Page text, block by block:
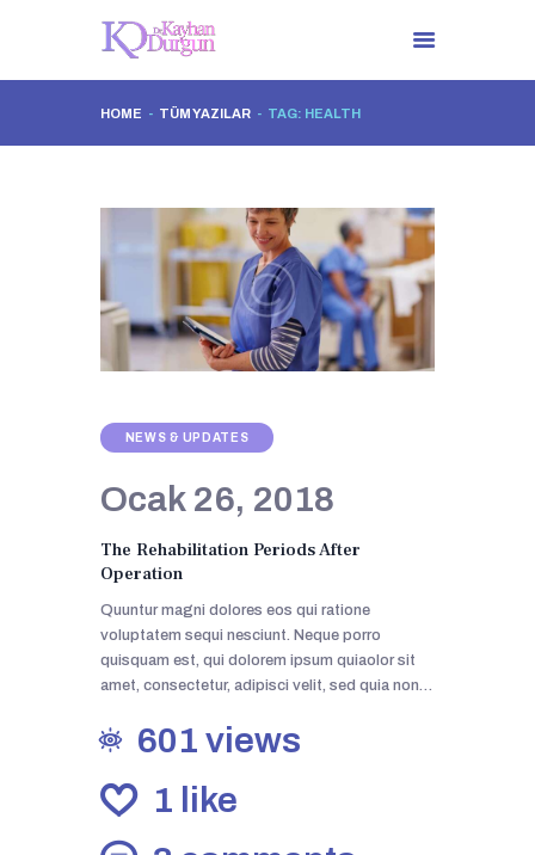
HOME TÜM YAZILAR TAG: HEALTH
TÜM UYGULAMALAR
İLETIŞIM
NEWS & UPDATES
Ocak 26, 2018
The Rehabilitation Periods After
Operation
Quuntur magni dolores eos qui ratione
voluptatem sequi nesciunt. Neque porro
quisquam est, qui dolorem ipsum quiaolor sit
amet, consectetur, adipisci velit, sed quia non…
601 views
1 like